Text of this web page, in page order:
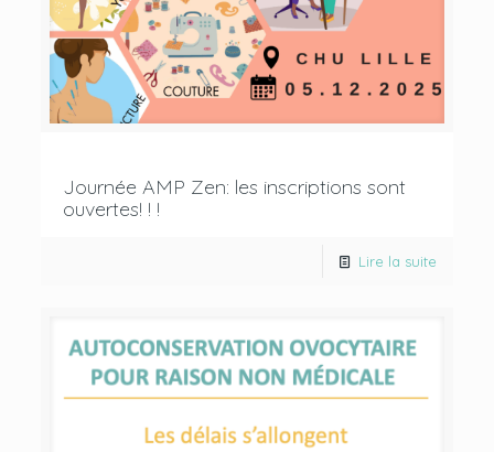
Journée AMP Zen: les inscriptions sont
ouvertes! ! !
Lire la suite